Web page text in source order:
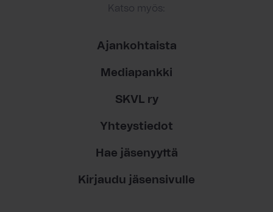
Katso myös:
Ajankohtaista
Mediapankki
SKVL ry
Yhteystiedot
Hae jäsenyyttä
Kirjaudu jäsensivulle